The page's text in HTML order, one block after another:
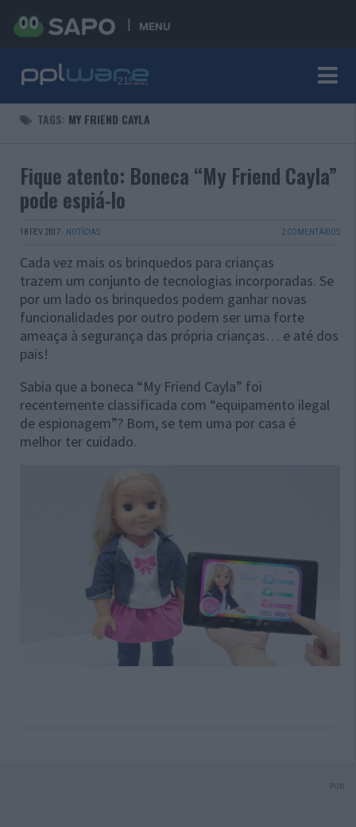
MENU
TAGS: MY FRIEND CAYLA
Fique atento: Boneca “My Friend Cayla”
pode espiá-lo
18 FEV 2017 · NOTÍCIAS 2 COMENTÁRIOS
Cada vez mais os brinquedos para crianças
trazem um conjunto de tecnologias incorporadas. Se
por um lado os brinquedos podem ganhar novas
funcionalidades por outro podem ser uma forte
ameaça à segurança das própria crianças… e até dos
pais!
Sabia que a boneca “My Friend Cayla” foi
recentemente classificada com “equipamento ilegal
de espionagem”? Bom, se tem uma por casa é
melhor ter cuidado.
PUB